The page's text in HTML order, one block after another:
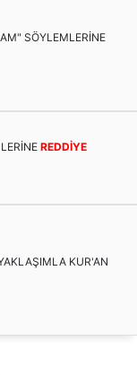
SÖYLEMLERİNE
REDDİYE
KUR'AN